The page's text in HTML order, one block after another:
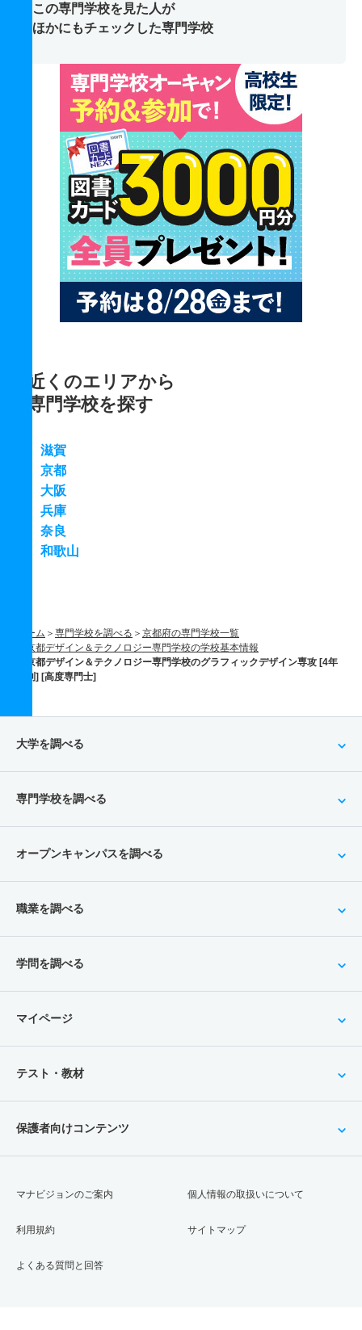
この専門学校を見た人が
ほかにもチェックした専門学校
近くのエリアから
専門学校を探す
滋賀
京都
大阪
兵庫
奈良
和歌山
ホーム 専門学校を調べる
京都府の専門学校一覧
京都デザイン＆テクノロジー専門学校の学校基本情報
京都デザイン＆テクノロジー専門学校のグラフィックデザイン専攻 [4年
制] [高度専門士]
大学を調べる
専門学校を調べる
オープンキャンパスを調べる
職業を調べる
学問を調べる
マイページ
テスト・教材
保護者向けコンテンツ
マナビジョンのご案内
利用規約
よくある質問と回答
個人情報の取扱いについて
サイトマップ